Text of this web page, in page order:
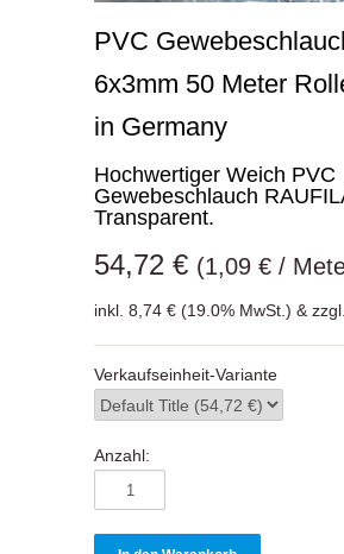
PVC
6x3mm 50 Meter
in Germany
Hochwertiger Weich PVC
Gewebeschlauch
Transparent.
54,72 € (1,09 € /
inkl. 8,74 € (19.0% MwSt.) &
Verkaufseinheit-Variante
Anzahl: